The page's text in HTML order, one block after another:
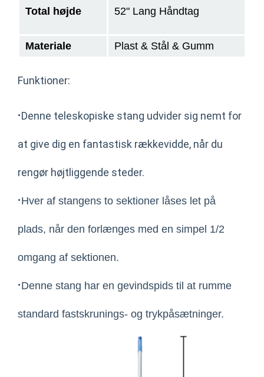
Total højde 52" Lang Håndtag
Materiale Plast & Stål & Gumm
Funktioner:
·Denne teleskopiske stang udvider sig nemt for
at give dig en fantastisk rækkevidde, når du
rengør højtliggende steder.
·Hver af stangens to sektioner låses let på
plads, når den forlænges med en simpel 1/2
omgang af sektionen.
·Denne stang har en gevindspids til at rumme
standard fastskrunings- og trykpåsætninger.